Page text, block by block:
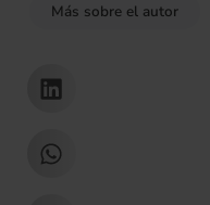
Más sobre el autor